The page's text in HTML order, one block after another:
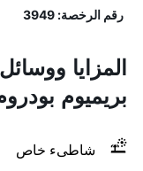
رقم الرخصة: 3949
المزايا
بريميوم
شاطىء خاص